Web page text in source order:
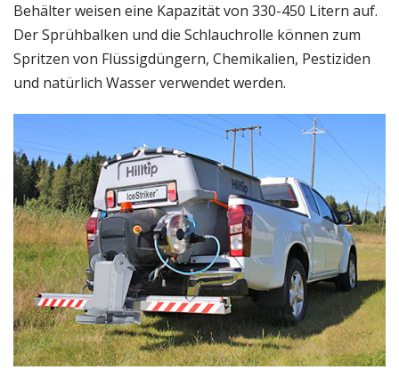
Behälter weisen eine Kapazität von 330-450 Litern auf.
Der Sprühbalken und die Schlauchrolle können zum
Spritzen von Flüssigdüngern, Chemikalien, Pestiziden
und natürlich Wasser verwendet werden.